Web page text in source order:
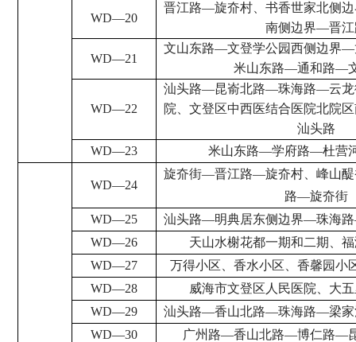
WD—20
晋江路—旋夼村、书香世家北侧
南侧边界—晋
WD—21
文山东路—文登学公园西侧边界—
米山东路—通和路—
WD—22
汕头路—昆嵛北路—珠海路—云
院、文登区中西医结合医院北院
汕头路
WD—23 米山东路—学府路—杜营
WD—24
旋夼街—晋江路—旋夼村、峰山
路—旋夼街
WD—25 汕头路—明典居东侧边界—珠海路
WD—26
天山水榭花都一期和二期、
WD—27
万得小区、香水小区、香馨园小
WD—28
威海市文登区人民医院、大
WD—29 汕头路—香山北路—珠海路—梁
WD—30 广州路—香山北路—博仁路—